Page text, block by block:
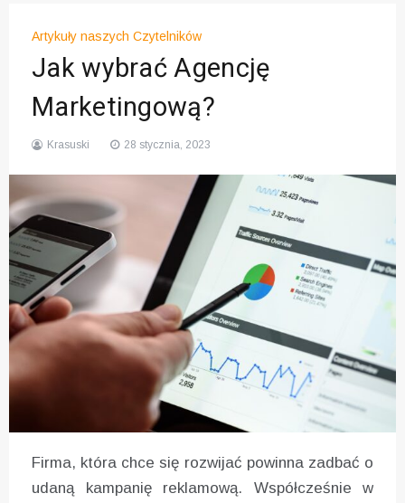
Artykuły naszych Czytelników
Jak wybrać Agencję
Marketingową?
Krasuski 28 stycznia, 2023
Firma, która chce się rozwijać powinna zadbać o
udaną kampanię reklamową. Współcześnie w